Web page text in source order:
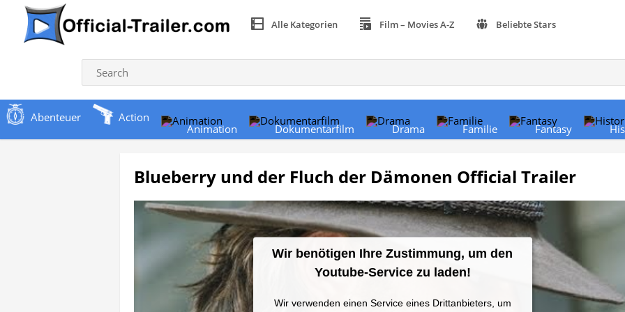
Alle Kategorien Film – Movies A-Z Beliebte Stars
Abenteuer
Action
Animation
Dokumentarfilm Drama Familie Fantasy
Blueberry und der Fluch der Dämonen Official Trailer
Wir benötigen Ihre Zustimmung, um den
Youtube-Service zu laden!
Wir verwenden einen Service eines Drittanbieters, um